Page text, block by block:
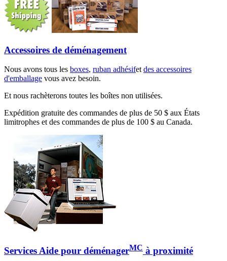
Accessoires de déménagement
Nous avons tous les boxes, ruban adhésifetdes accessoires
d'emballage vous avez besoin.
Et nous rachèterons toutes les boîtes non utilisées.
Expédition gratuite des commandes de plus de 50 $ aux États
limitrophes et des commandes de plus de 100 $ au Canada.
Services Aide pour déménagerMC à proximité